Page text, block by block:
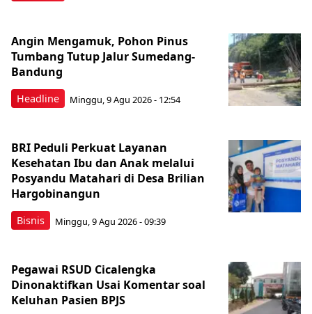
Headline
Angin Mengamuk, Pohon Pinus
Tumbang Tutup Jalur Sumedang-
Bandung
Minggu, 9 Agu 2026 - 12:54
Bisnis
BRI Peduli Perkuat Layanan
Kesehatan Ibu dan Anak melalui
Posyandu Matahari di Desa Brilian
Hargobinangun
Minggu, 9 Agu 2026 - 09:39
Pegawai RSUD Cicalengka
Dinonaktifkan Usai Komentar soal
Keluhan Pasien BPJS